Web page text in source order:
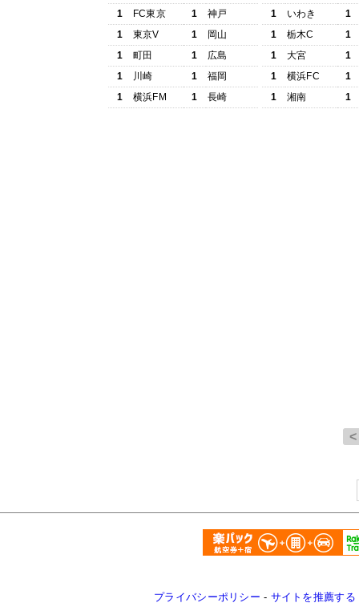
1
FC東京 1
神戸
1
東京V 1
岡山
1
町田 1
広島
1
川崎 1
福岡
1
横浜FM 1 長崎
1
いわき
1
1
栃木C
1
1
大宮
1
1
横浜FC
1
1
湘南 1
プライバシーポリシー - サイトを推薦する